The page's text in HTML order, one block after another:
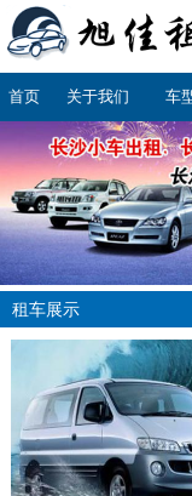
首页 关于我们 车
租车展示